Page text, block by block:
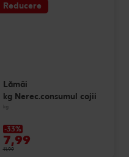
Reducere
Lămâi
kg Nerec.consumul cojii
kg
-33%
7,99
11,99